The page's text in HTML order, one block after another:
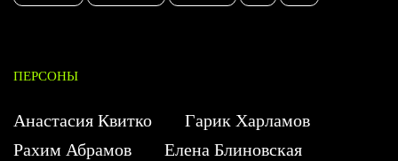
ПЕРСОНЫ
Анастасия Квитко
Гарик Харламов
Рахим Абрамов
Елена Блиновская